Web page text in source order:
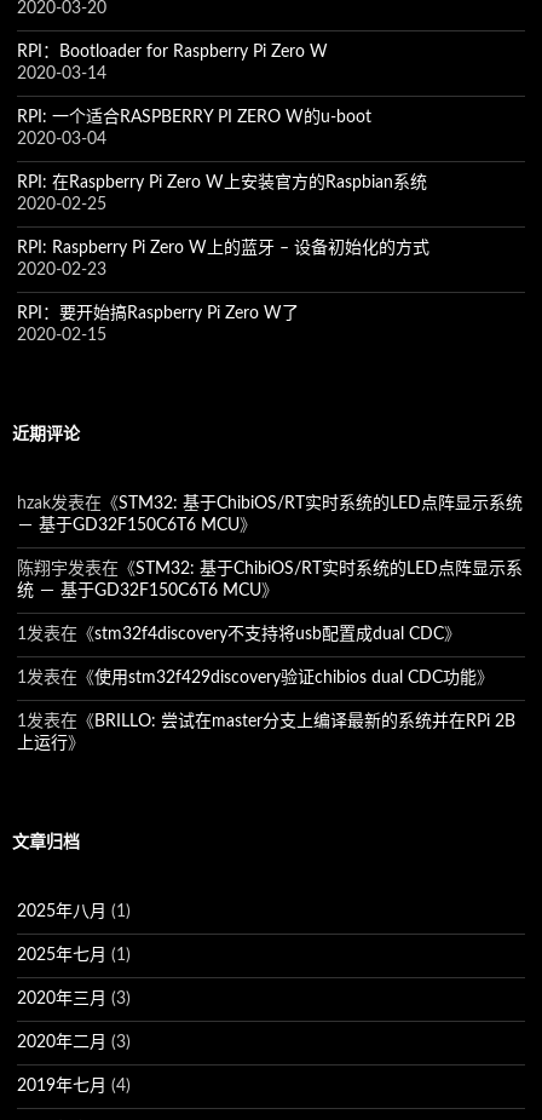
2020-03-20
RPI：Bootloader for Raspberry Pi Zero W
2020-03-14
RPI: 一个适合RASPBERRY PI ZERO W的u-boot
2020-03-04
RPI: 在Raspberry Pi Zero W上安装官方的Raspbian系统
2020-02-25
RPI: Raspberry Pi Zero W上的蓝牙 – 设备初始化的方式
2020-02-23
RPI：要开始搞Raspberry Pi Zero W了
2020-02-15
近期评论
hzak发表在《STM32: 基于ChibiOS/RT实时系统的LED点阵显示系统
－ 基于GD32F150C6T6 MCU》
陈翔宇发表在《STM32: 基于ChibiOS/RT实时系统的LED点阵显示系
统 － 基于GD32F150C6T6 MCU》
1 发表在《stm32f4discovery不支持将usb配置成dual CDC》
1 发表在《使用stm32f429discovery验证chibios dual CDC功能》
1 发表在《 BRILLO: 尝试在master分支上编译最新的系统并在RPi 2B
上运行》
文章归档
2025年八月 (1)
2025年七月 (1)
2020年三月 (3)
2020年二月 (3)
2019年七月 (4)